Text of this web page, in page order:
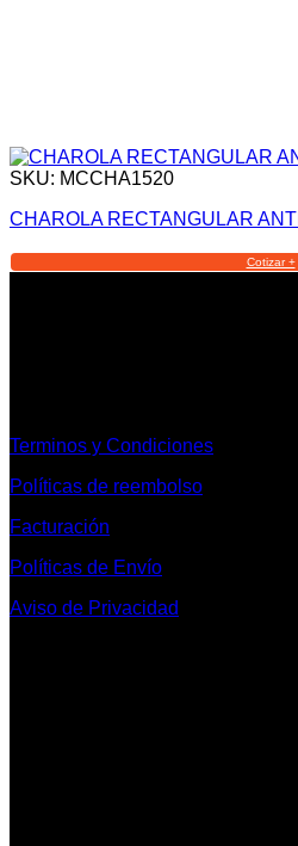
SKU: MCCHA1520
CHAROLA RECTANGULAR
Cotizar +
Terminos y Condiciones
Políticas de reembolso
Facturación
Políticas de Envío
Aviso de Privacidad